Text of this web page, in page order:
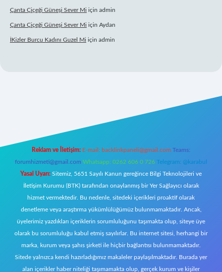
Çanta Çiçeği Güneşi Sever Mi için admin
Çanta Çiçeği Güneşi Sever Mi için Aydan
İKizler Burcu Kadını Guzel Mi için admin
Reklam ve İletişim: E-mail: backlinkpaneli@gmail.com Teams:
forumhizmeti@gmail.com Whatsapp: 0262 606 0 726 Telegram: @karabul
Yasal Uyarı: Sitemiz, 5651 Sayılı Kanun gereğince Bilgi Teknolojileri ve
İletişim Kurumu (BTK) tarafından onaylanmış bir Yer Sağlayıcı olarak
hizmet vermektedir. Bu nedenle, sitedeki içerikleri proaktif olarak
denetleme veya araştırma yükümlülüğümüz bulunmamaktadır. Ancak,
üyelerimiz yazdıkları içeriklerin sorumluluğunu taşımakta olup, siteye üye
olarak bu sorumluluğu kabul etmiş sayılırlar. Bu internet sitesi, herhangi bir
marka, kurum veya şahıs şirketi ile hiçbir bağlantısı bulunmamaktadır.
Sitede yalnızca kendi hazırladığımız makaleler paylaşılmaktadır. Burada yer
alan içerikler haber niteliği taşımamakta olup, gerçek kurum ve kişiler